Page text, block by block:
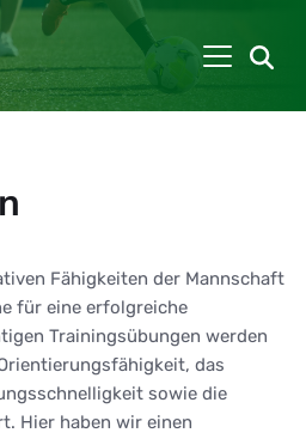
Fähigkeiten der Mannschaft
für eine erfolgreiche
Trainingsübungen werden
das
sowie die
Hier haben wir einen